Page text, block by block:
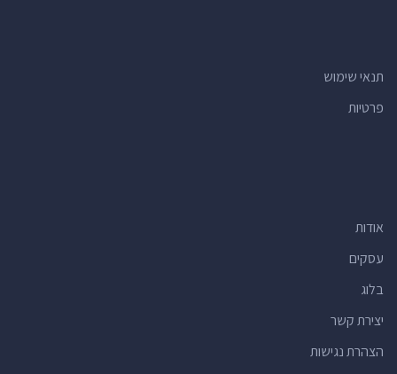
תנאי שימוש
פרטיות
אודות
עסקים
בלוג
יצירת קשר
הצהרת נגישות